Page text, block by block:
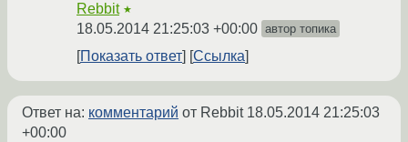
Rebbit ★
18.05.2014 21:25:03 +00:00 автор топика
Показать ответ Ссылка
Ответ на: комментарий от Rebbit 18.05.2014 21:25:03
+00:00